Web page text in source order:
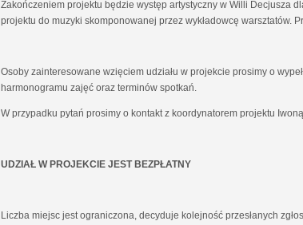
Zakończeniem projektu będzie występ artystyczny w Willi Decjusza
projektu do muzyki skomponowanej przez wykładowcę warsztatów.
Osoby zainteresowane wzięciem udziału w projekcie prosimy o
harmonogramu zajęć oraz terminów spotkań.
W przypadku pytań prosimy o kontakt z koordynatorem projektu
UDZIAŁ W PROJEKCIE JEST BEZPŁATNY
Liczba miejsc jest ograniczona, decyduje kolejność przesłanych